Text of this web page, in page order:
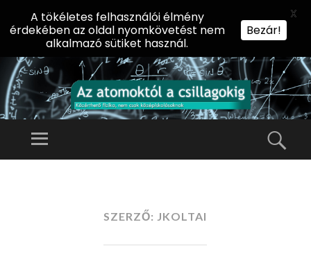
AZ
KT
Előadássorozat
Természettudományi
Menü
SZERZŐ: JKOLTAI
A tökéletes felhasználói élmény
érdekében az oldal nyomkövetést nem
alkalmazó sütiket használ.
Bezár!
X